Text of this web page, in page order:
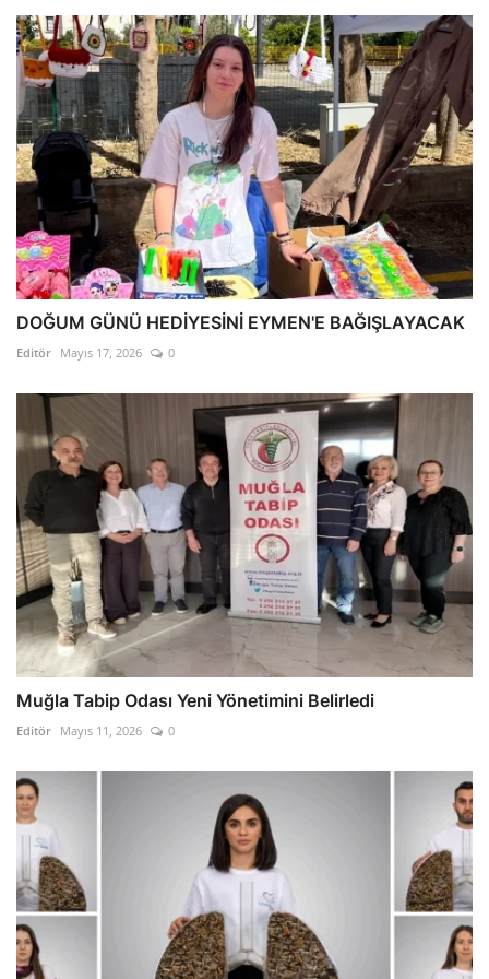
DOĞUM GÜNÜ HEDİYESİNİ EYMEN'E BAĞIŞLAYACAK
Editör Mayıs 17, 2026 0
Muğla Tabip Odası Yeni Yönetimini Belirledi
Editör Mayıs 11, 2026 0